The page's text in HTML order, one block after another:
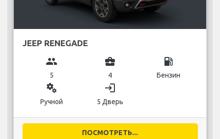
JEEP RENEGADE
group
5
business_center
4
local_gas_station
Бензин
miscellaneous_services
Ручной
login
5 Дверь
ПОСМОТРЕТЬ...